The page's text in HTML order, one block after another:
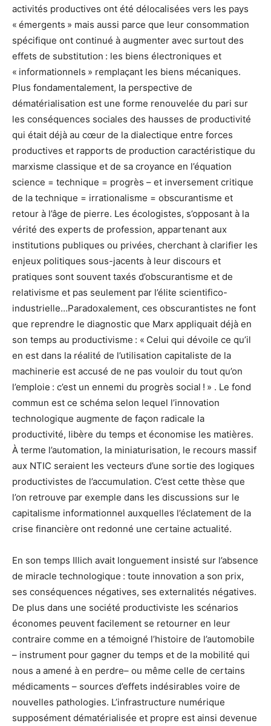
activités productives ont été délocalisées vers les pays
« émergents » mais aussi parce que leur consommation
spécifique ont continué à augmenter avec surtout des
effets de substitution : les biens électroniques et
« informationnels » remplaçant les biens mécaniques.
Plus fondamentalement, la perspective de
dématérialisation est une forme renouvelée du pari sur
les conséquences sociales des hausses de productivité
qui était déjà au cœur de la dialectique entre forces
productives et rapports de production caractéristique du
marxisme classique et de sa croyance en l’équation
science = technique = progrès – et inversement critique
de la technique = irrationalisme = obscurantisme et
retour à l’âge de pierre. Les écologistes, s’opposant à la
vérité des experts de profession, appartenant aux
institutions publiques ou privées, cherchant à clarifier les
enjeux politiques sous-jacents à leur discours et
pratiques sont souvent taxés d’obscurantisme et de
relativisme et pas seulement par l’élite scientifico-
industrielle…Paradoxalement, ces obscurantistes ne font
que reprendre le diagnostic que Marx appliquait déjà en
son temps au productivisme : « Celui qui dévoile ce qu’il
en est dans la réalité de l’utilisation capitaliste de la
machinerie est accusé de ne pas vouloir du tout qu’on
l’emploie : c’est un ennemi du progrès social ! » . Le fond
commun est ce schéma selon lequel l’innovation
technologique augmente de façon radicale la
productivité, libère du temps et économise les matières.
À terme l’automation, la miniaturisation, le recours massif
aux NTIC seraient les vecteurs d’une sortie des logiques
productivistes de l’accumulation. C’est cette thèse que
l’on retrouve par exemple dans les discussions sur le
capitalisme informationnel auxquelles l’éclatement de la
crise financière ont redonné une certaine actualité.
En son temps Illich avait longuement insisté sur l’absence
de miracle technologique : toute innovation a son prix,
ses conséquences négatives, ses externalités négatives.
De plus dans une société productiviste les scénarios
économes peuvent facilement se retourner en leur
contraire comme en a témoigné l’histoire de l’automobile
– instrument pour gagner du temps et de la mobilité qui
nous a amené à en perdre– ou même celle de certains
médicaments – sources d’effets indésirables voire de
nouvelles pathologies. L’infrastructure numérique
supposément dématérialisée et propre est ainsi devenue